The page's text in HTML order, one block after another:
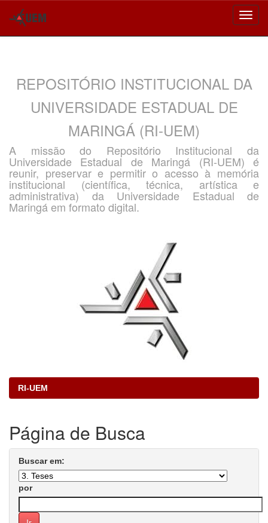
REPOSITÓRIO INSTITUCIONAL DA
UNIVERSIDADE ESTADUAL DE
MARINGÁ (RI-UEM)
A missão do Repositório Institucional da
Universidade Estadual de Maringá (RI-UEM) é
reunir, preservar e permitir o acesso à memória
institucional (científica, técnica, artística e
administrativa) da Universidade Estadual de
Maringá em formato digital.
RI-UEM
Página de Busca
Buscar em:
por